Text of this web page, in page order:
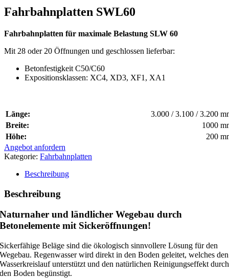
Fahrbahnplatten SWL60
Fahrbahnplatten für maximale Belastung SLW 60
Mit 28 oder 20 Öffnungen und geschlossen lieferbar:
Betonfestigkeit C50/C60
Expositionsklassen: XC4, XD3, XF1, XA1
Länge:
3.000 / 3.100 / 3.200
Breite:
1000
Höhe:
200
Angebot anfordern
Kategorie: Fahrbahnplatten
Beschreibung
Beschreibung
Naturnaher und ländlicher Wegebau durch
Betonelemente mit Sickeröffnungen!
Sickerfähige Beläge sind die ökologisch sinnvollere Lösung für den
Wegebau. Regenwasser wird direkt in den Boden geleitet, welches den
Wasserkreislauf unterstützt und den natürlichen Reinigungseffekt durch
den Boden begünstigt.